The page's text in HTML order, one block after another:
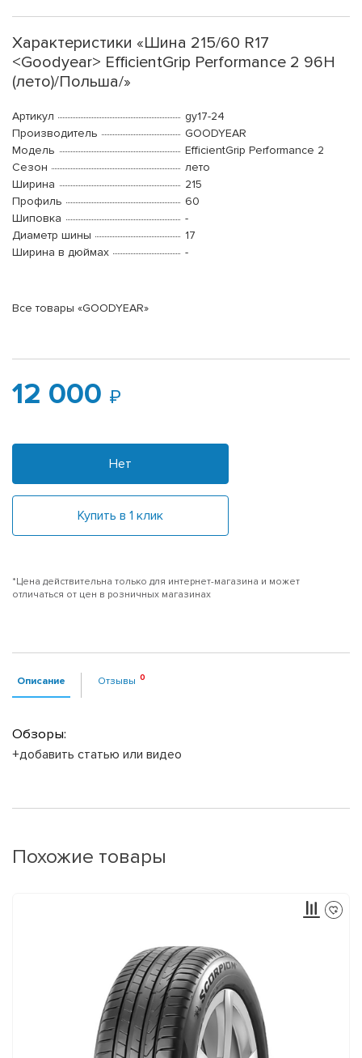
Характеристики «Шина 215/60 R17
<Goodyear> EfficientGrip Performance 2 96H
(лето)/Польша/»
Артикул
gy17-24
Производитель
GOODYEAR
Модель
EfficientGrip Performance 2
Сезон
лето
Ширина
215
Профиль
60
Шиповка
-
Диаметр шины
17
Ширина в дюймах
-
Все товары «GOODYEAR»
12 000
Нет
Купить в 1 клик
*Цена действительна только для интернет-магазина и может
отличаться от цен в розничных магазинах
Описание Отзывы
Обзоры:
+добавить статью или видео
Похожие товары